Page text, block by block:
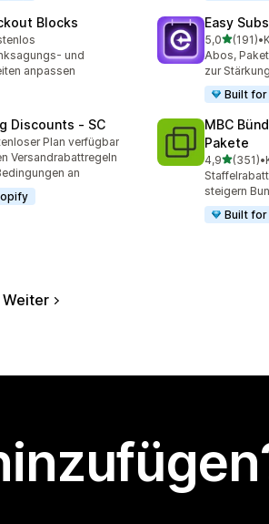
Blocks
insgesamt
und
anpassen
Easy
5,0von 5
(191)
191 •
Abos,
zur
Built
Discounts ‑ SC
insgesamtPlan verfügbar
Versandrabattregeln
an
MBC
Pakete
4,9von 5
(351)
351 •
steigern
Built
Weiter